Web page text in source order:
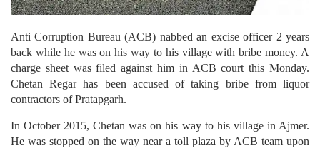
Anti Corruption Bureau (ACB) nabbed an excise officer 2 years
back while he was on his way to his village with bribe money. A
charge sheet was filed against him in ACB court this Monday.
Chetan Regar has been accused of taking bribe from liquor
contractors of Pratapgarh.
In October 2015, Chetan was on his way to his village in Ajmer.
He was stopped on the way near a toll plaza by ACB team upon